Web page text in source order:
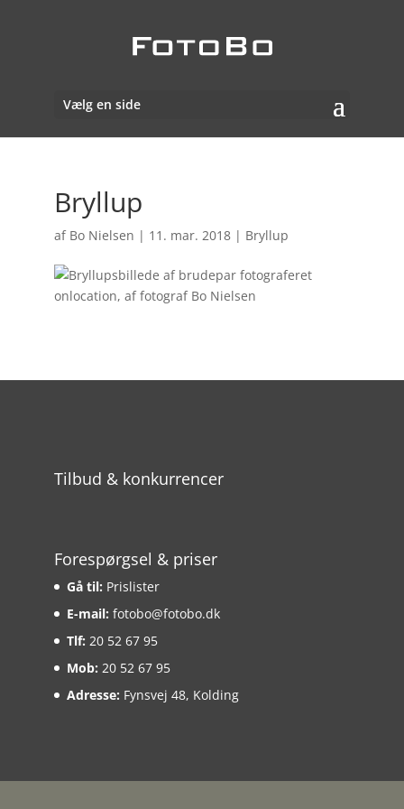
Vælg en side
Bryllup
af Bo Nielsen | 11. mar. 2018| Bryllup
Tilbud & konkurrencer
Forespørgsel & priser
Gå til: Prislister
E-mail: fotobo@fotobo.dk
Tlf: 20 52 67 95
Mob: 20 52 67 95
Adresse: Fynsvej 48, Kolding